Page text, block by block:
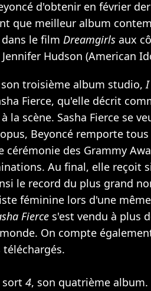
d'obtenir en février
que meilleur album
le film Dreamgirls aux
Jennifer Hudson (American
son troisième album studio,I
Fierce, qu'elle décrit
la scène. Sasha Fierce se
Beyoncé remporte
cérémonie des Grammy
Au final, elle reçoit
le record du plus grand
féminine lors d'une
Fierce s'est vendu à plus
On compte
sort 4, son quatrième album.